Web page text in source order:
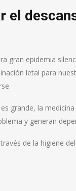
el
gran epidemia
letal para
grande, la
y generan
de la higiene